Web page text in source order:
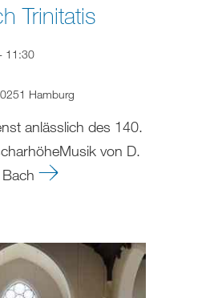
Trinitatis
11:30
Hamburg
anlässlich des 140.
von D.